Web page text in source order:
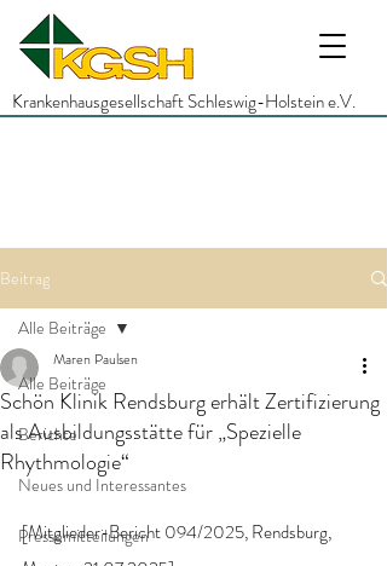
Krankenhausgesellschaft Schleswig-Holstein e.V.
Beitrag
Alle Beiträge
Berichte
Neues und Interessantes
Pressemitteilungen
Alle Beiträge
Schön Klinik Rendsburg erhält Zertifizierung
als Ausbildungsstätte für „Spezielle
Rhythmologie“
Maren Paulsen
[Mitglieder-Bericht 094/2025, Rendsburg,